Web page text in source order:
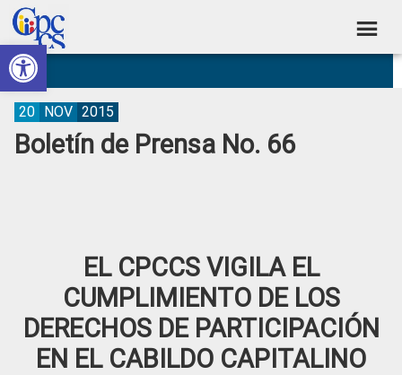
Abrir barra de herramientas
Skip
to
primary
navigation
Skip
to
main
content
Skip
to
primary
sidebar
Skip
to
footer
Consejo
de
Participación
Ciudadana
Construyendo
Poder
Ciudadano
Boletín de Prensa No. 66
20 NOV 2015
EL CPCCS VIGILA EL
CUMPLIMIENTO DE LOS
DERECHOS DE PARTICIPACIÓN
EN EL CABILDO CAPITALINO